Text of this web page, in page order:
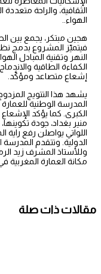
الثقافية، والراحة متعددة
الهواء..
هجين مبتكر، يجمع بين
فيتميّز المشروع بدمج
النهر وتقنية المبادل
الكفاءة الطاقية والاندماج
إشعاع متصاعد ومؤكَّد.
يشهد هذا التتويج
المدرسة الوطنية
الكبرى. كما يؤكد
منير بغداد، جودة
اللواتي يواصلن رفع راية
الدولية. وتتقدم المدرسة
وللأستاذ المشرف زيد
مكانة العمارة المغربية
مقالات ذات صلة